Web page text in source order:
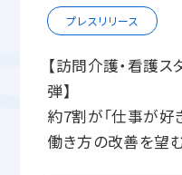
プレスリリース
【訪問介護・看護ス
弾】
約7割が「仕事が好
働き方の改善を望